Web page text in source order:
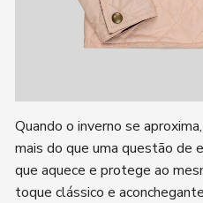
Quando o inverno se
mais do que uma questão de
que aquece e protege ao
toque clássico e